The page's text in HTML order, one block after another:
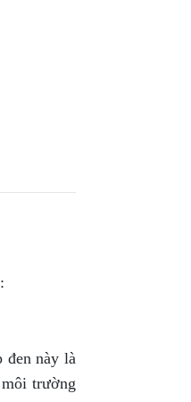
đen này là
trường